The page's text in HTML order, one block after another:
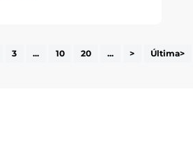
3 ... 10 20 ... > Última>